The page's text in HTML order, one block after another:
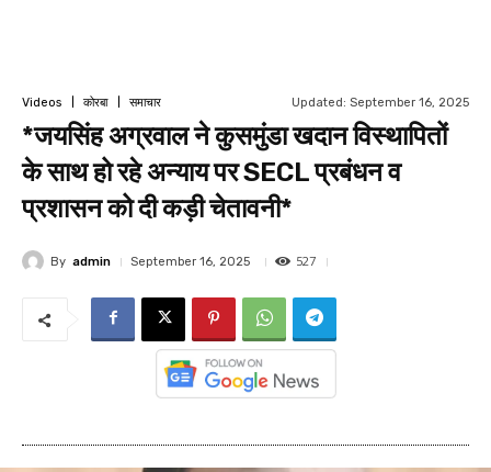
Videos कोरबा समाचार Updated: September 16, 2025
*जयसिंह अग्रवाल ने कुसमुंडा खदान विस्थापितों
के साथ हो रहे अन्याय पर SECL प्रबंधन व
प्रशासन को दी कड़ी चेतावनी*
By admin September 16, 2025 527